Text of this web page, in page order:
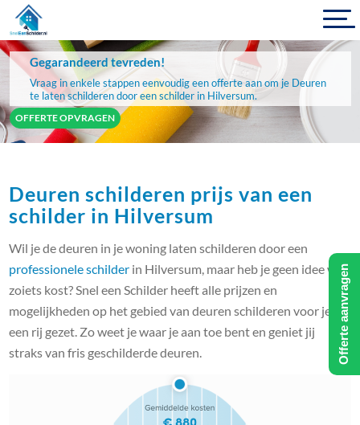
Gegarandeerd tevreden!
Vraag in enkele stappen eenvoudig een offerte aan om je Deuren
te laten schilderen door een schilder in Hilversum.
OFFERTE OPVRAGEN
Deuren schilderen prijs van een
schilder in Hilversum
Wil je de deuren in je woning laten schilderen door een
professionele schilder in Hilversum, maar heb je geen idee wat
zoiets kost? Snel een Schilder heeft alle prijzen en
mogelijkheden op het gebied van deuren schilderen voor je op
een rij gezet. Zo weet je waar je aan toe bent en geniet jij
straks van fris geschilderde deuren.
Offerte aanvragen